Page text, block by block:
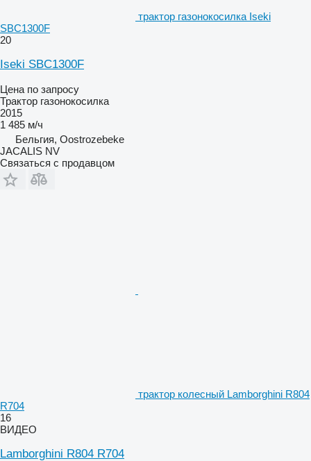
трактор газонокосилка Iseki
SBC1300F
20
Iseki SBC1300F
Цена по запросу
Трактор газонокосилка
2015
1 485 м/ч
Бельгия, Oostrozebeke
JACALIS NV
Связаться с продавцом
трактор колесный Lamborghini R804
R704
16
ВИДЕО
Lamborghini R804 R704